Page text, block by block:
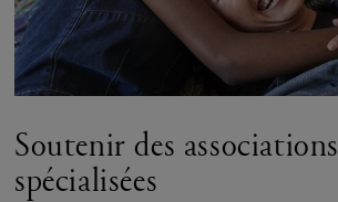
Soutenir des associations
spécialisées